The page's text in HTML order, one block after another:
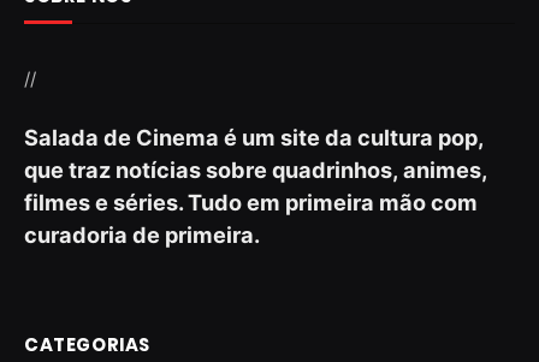
//
Salada de Cinema é um site da cultura pop,
que traz notícias sobre quadrinhos, animes,
filmes e séries. Tudo em primeira mão com
curadoria de primeira.
CATEGORIAS